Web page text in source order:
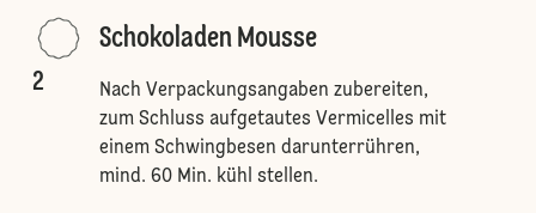
2
Schokoladen Mousse
Nach Verpackungsangaben zubereiten,
zum Schluss aufgetautes Vermicelles mit
einem Schwingbesen darunterrühren,
mind. 60 Min. kühl stellen.